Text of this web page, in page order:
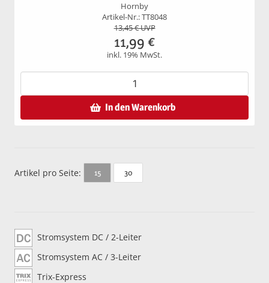
Hornby
Artikel-Nr.: TT8048
13,45€ UVP
11,99 €
inkl. 19% MwSt.
In den Warenkorb
Artikel pro Seite: 15 30
Stromsystem DC / 2-Leiter
Stromsystem AC / 3-Leiter
Trix-Express